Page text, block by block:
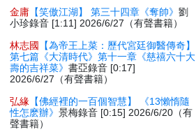
金庸 【笑傲江湖】 第三十四章《奪帥》劉
小珍錄音 [1:11] 2026/6/27（有聲書籍）
林志國
【為帝王上菜：歷代宮廷御醫傳奇】
第七篇《大清時代》第十一章《慈禧六十大
壽的吉祥菜》書亞錄音 [0:17]
2026/6/27（有聲書籍）
弘緣 【佛經裡的一百個智慧】 《13懶惰隨
性怎麽辦》景梅錄音 [0:15] 2026/6/20（有
聲書籍）